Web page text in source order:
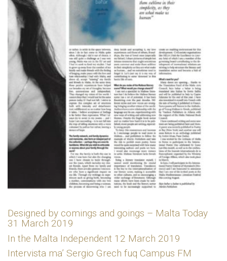
Designed by comings and goings – Malta Today
31 March 2019
In the Malta Independent 12 March 2019
Intervista ma’ Sergio Grech fuq Campus FM